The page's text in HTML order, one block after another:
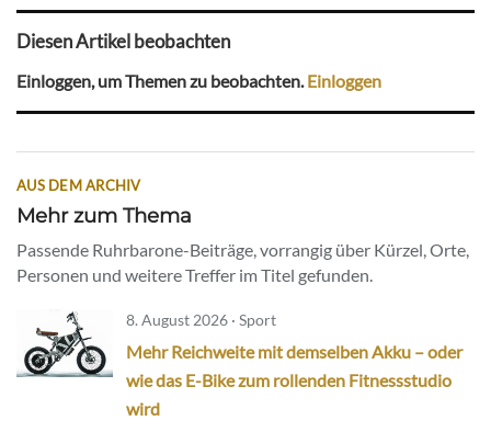
Diesen Artikel beobachten
Einloggen, um Themen zu beobachten.Einloggen
AUS DEM ARCHIV
Mehr zum Thema
Passende Ruhrbarone-Beiträge, vorrangig über Kürzel, Orte,
Personen und weitere Treffer im Titel gefunden.
8. August 2026 · Sport
Mehr Reichweite mit demselben Akku – oder
wie das E-Bike zum rollenden Fitnessstudio
wird